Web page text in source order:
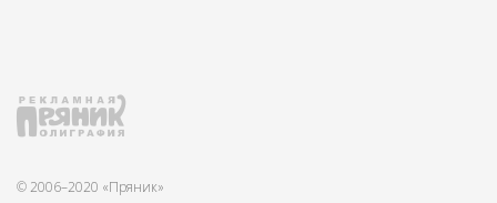
© 2006–2020 «Пряник»